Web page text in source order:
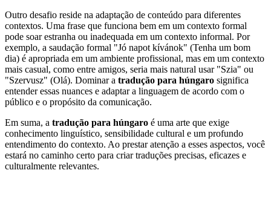
Outro desafio reside na adaptação de conteúdo para diferentes
contextos. Uma frase que funciona bem em um contexto formal
pode soar estranha ou inadequada em um contexto informal. Por
exemplo, a saudação formal "Jó napot kívánok" (Tenha um bom
dia) é apropriada em um ambiente profissional, mas em um contexto
mais casual, como entre amigos, seria mais natural usar "Szia" ou
"Szervusz" (Olá). Dominar a tradução para húngaro significa
entender essas nuances e adaptar a linguagem de acordo com o
público e o propósito da comunicação.
Em suma, a tradução para húngaro é uma arte que exige
conhecimento linguístico, sensibilidade cultural e um profundo
entendimento do contexto. Ao prestar atenção a esses aspectos, você
estará no caminho certo para criar traduções precisas, eficazes e
culturalmente relevantes.